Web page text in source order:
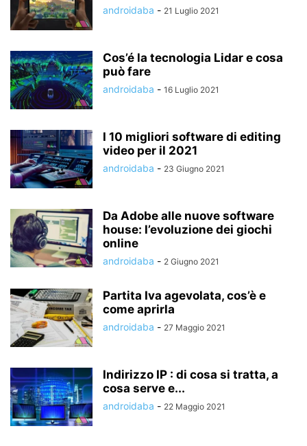
androidaba - 21 Luglio 2021
Cos’é la tecnologia Lidar e cosa
può fare
androidaba - 16 Luglio 2021
I 10 migliori software di editing
video per il 2021
androidaba - 23 Giugno 2021
Da Adobe alle nuove software
house: l’evoluzione dei giochi
online
androidaba - 2 Giugno 2021
Partita Iva agevolata, cos’è e
come aprirla
androidaba - 27 Maggio 2021
Indirizzo IP : di cosa si tratta, a
cosa serve e...
androidaba - 22 Maggio 2021